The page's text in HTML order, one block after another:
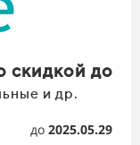
скидкой до
и др.
до 2025.05.29